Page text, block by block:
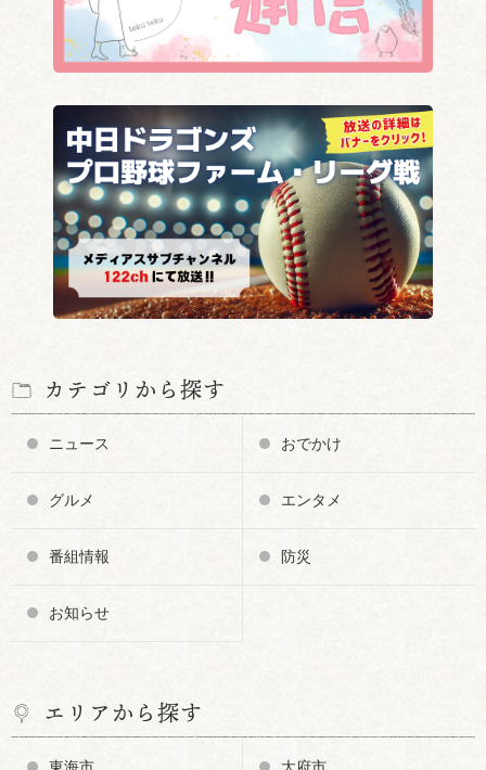
カテゴリから探す
ニュース おでかけ
グルメ エンタメ
番組情報 防災
お知らせ
エリアから探す
東海市 大府市